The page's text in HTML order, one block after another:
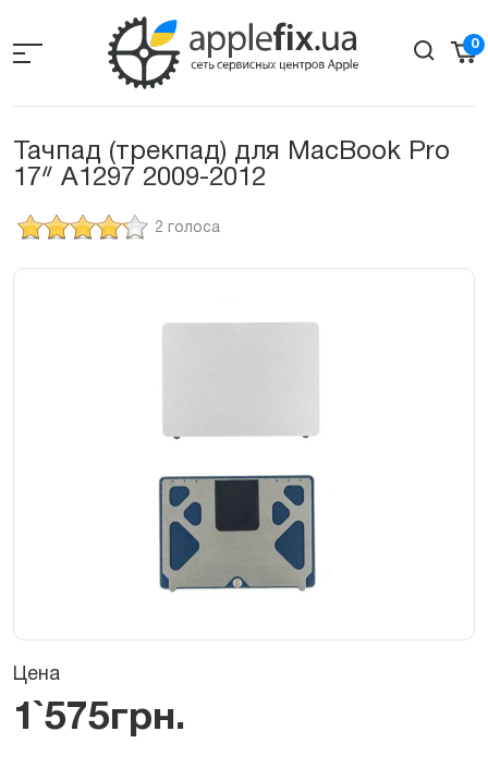
the
0
Тачпад (трекпад) для MacBook Pro
17ᐥ A1297 2009-2012
2 голоса
Цена
1`575грн.